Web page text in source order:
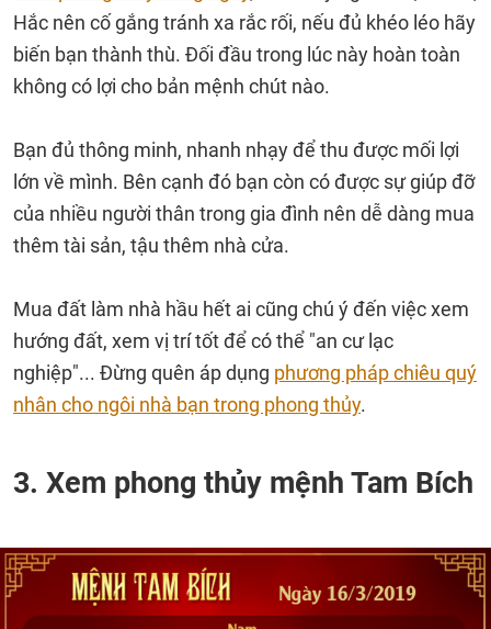
Hắc nên cố gắng tránh xa rắc rối, nếu đủ khéo léo hãy
biến bạn thành thù. Đối đầu trong lúc này hoàn toàn
không có lợi cho bản mệnh chút nào.
Bạn đủ thông minh, nhanh nhạy để thu được mối lợi
lớn về mình. Bên cạnh đó bạn còn có được sự giúp đỡ
của nhiều người thân trong gia đình nên dễ dàng mua
thêm tài sản, tậu thêm nhà cửa.
Mua đất làm nhà hầu hết ai cũng chú ý đến việc xem
hướng đất, xem vị trí tốt để có thể "an cư lạc
nghiệp"... Đừng quên áp dụng phương pháp chiêu quý
nhân cho ngôi nhà bạn trong phong thủy.
3. Xem phong thủy mệnh Tam Bích